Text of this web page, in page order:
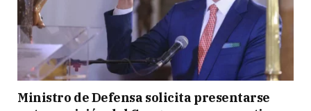
Ministro de Defensa solicita presentarse